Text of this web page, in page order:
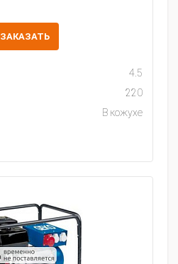
ЗАКАЗАТЬ
4.5
220
В кожухе